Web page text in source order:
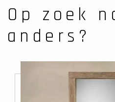
Op zoek
anders?